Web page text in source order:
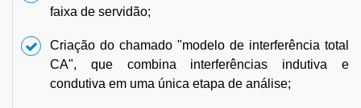
faixa de servidão;
Criação do chamado "modelo de interferência total
CA", que combina interferências indutiva e
condutiva em uma única etapa de análise;